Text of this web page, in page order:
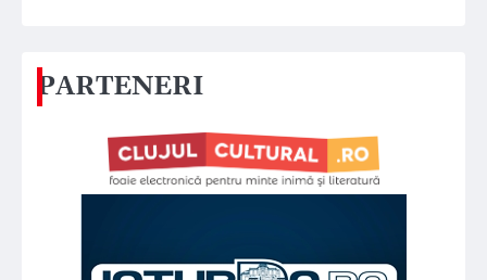
PARTENERI